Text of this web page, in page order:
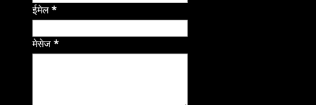
ईमेल*
मेसेज*